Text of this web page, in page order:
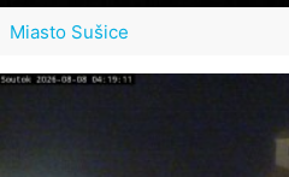
Miasto Sušice